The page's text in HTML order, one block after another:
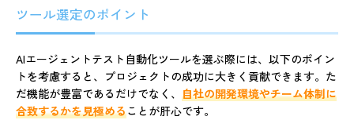
ツール選定のポイント
AIエージェントテスト自動化ツールを選ぶ際には、以下のポイン
トを考慮すると、プロジェクトの成功に大きく貢献できます。た
だ機能が豊富であるだけでなく、 自社の開発環境やチーム体制に
合致するかを見極めることが肝心です。